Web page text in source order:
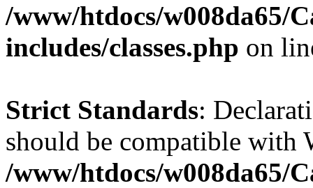
/www/htdocs/w008da65/
includes/classes.php on
Strict Standards:
should be compatible with
/www/htdocs/w008da65/